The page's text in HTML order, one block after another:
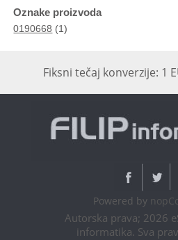
Oznake proizvoda
0190668 (1)
Fiksni tečaj konverzije: 1
Powered by
Autorska prava; 2026
informatika. Sva